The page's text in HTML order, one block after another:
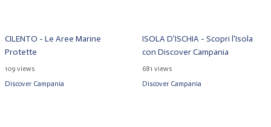
CILENTO - Le Aree Marine
Protette
109 views
Discover Campania
ISOLA D'ISCHIA - Scopri l'Isola
con Discover Campania
681 views
Discover Campania